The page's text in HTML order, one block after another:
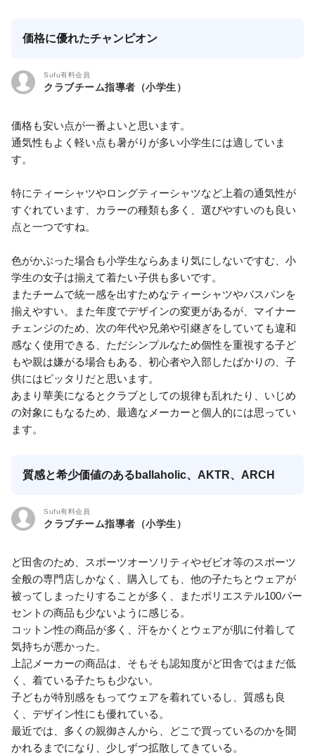
価格に優れたチャンピオン
Sufu有料会員
クラブチーム指導者（小学生）
価格も安い点が一番よいと思います。
通気性もよく軽い点も暑がりが多い小学生には適していま
す。
特にティーシャツやロングティーシャツなど上着の通気性が
すぐれています、カラーの種類も多く、選びやすいのも良い
点と一つですね。
色がかぶった場合も小学生ならあまり気にしないですむ、小
学生の女子は揃えて着たい子供も多いです。
またチームで統一感を出すためなティーシャツやバスパンを
揃えやすい。また年度でデザインの変更があるが、マイナー
チェンジのため、次の年代や兄弟や引継ぎをしていても違和
感なく使用できる、ただシンプルなため個性を重視する子ど
もや親は嫌がる場合もある、初心者や入部したばかりの、子
供にはピッタリだと思います。
あまり華美になるとクラブとしての規律も乱れたり、いじめ
の対象にもなるため、最適なメーカーと個人的には思ってい
ます。
質感と希少価値のあるballaholic、AKTR、ARCH
Sufu有料会員
クラブチーム指導者（小学生）
ど田舎のため、スポーツオーソリティやゼビオ等のスポーツ
全般の専門店しかなく、購入しても、他の子たちとウェアが
被ってしまったりすることが多く、またポリエステル100パー
セントの商品も少ないように感じる。
コットン性の商品が多く、汗をかくとウェアが肌に付着して
気持ちが悪かった。
上記メーカーの商品は、そもそも認知度がど田舎ではまだ低
く、着ている子たちも少ない。
子どもが特別感をもってウェアを着れているし、質感も良
く、デザイン性にも優れている。
最近では、多くの親御さんから、どこで買っているのかを聞
かれるまでになり、少しずつ拡散してきている。